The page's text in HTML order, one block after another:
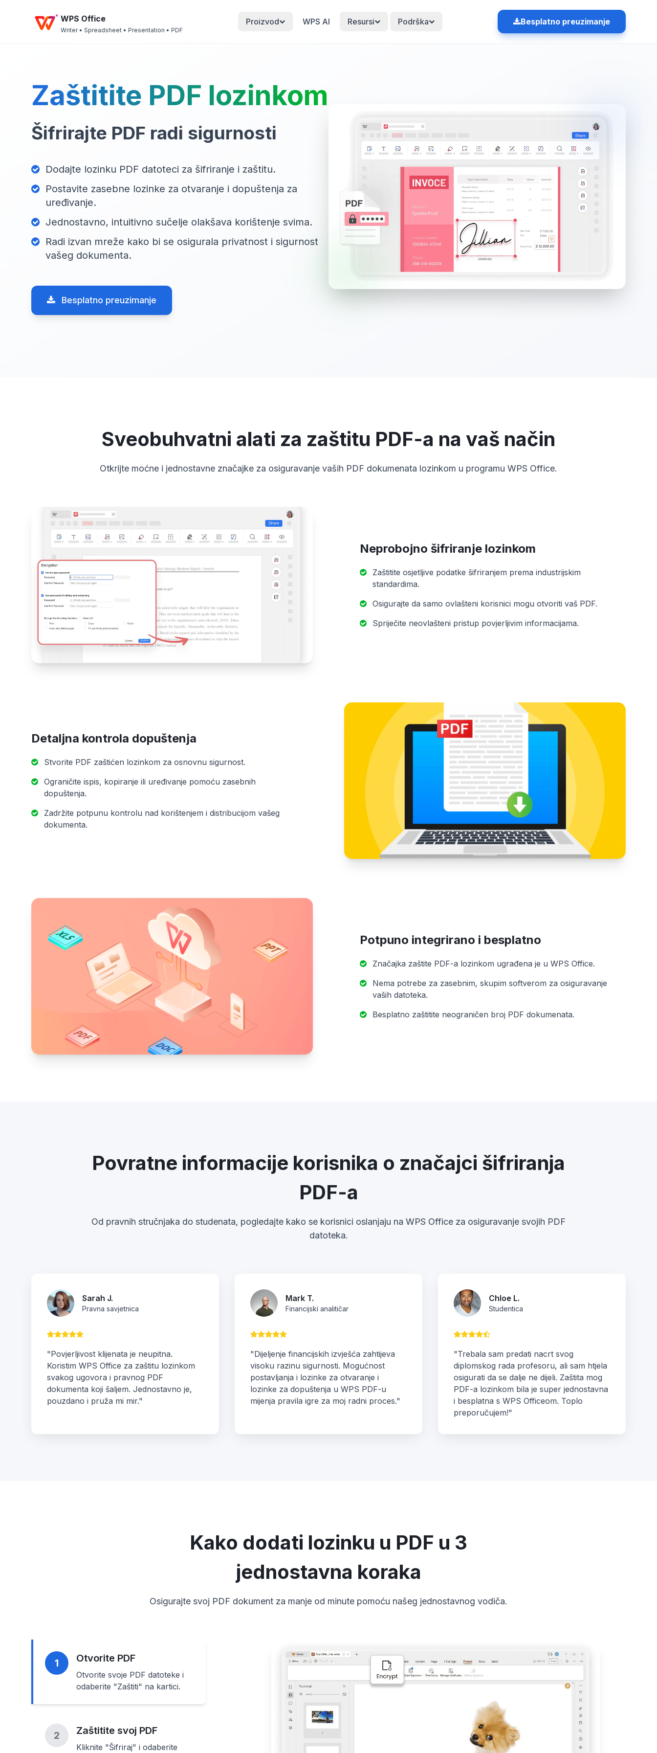
WPS Office
Writer • Spreadsheet • Presentation • PDF
Proizvod WPS AI Resursi Podrška Besplatno preuzimanje
Zaštitite PDF lozinkom
Šifrirajte PDF radi sigurnosti
Dodajte lozinku PDF datoteci za šifriranje i zaštitu.
Postavite zasebne lozinke za otvaranje i dopuštenja za
uređivanje.
Jednostavno, intuitivno sučelje olakšava korištenje svima.
Radi izvan mreže kako bi se osigurala privatnost i sigurnost
vašeg dokumenta.
Besplatno preuzimanje
Sveobuhvatni alati za zaštitu PDF-a na vaš način
Otkrijte moćne i jednostavne značajke za osiguravanje vaših PDF dokumenata lozinkom u programu WPS Office.
Neprobojno šifriranje lozinkom
Zaštitite osjetljive podatke šifriranjem prema industrijskim
standardima.
Osigurajte da samo ovlašteni korisnici mogu otvoriti vaš PDF.
Spriječite neovlašteni pristup povjerljivim informacijama.
Detaljna kontrola dopuštenja
Stvorite PDF zaštićen lozinkom za osnovnu sigurnost.
Ograničite ispis, kopiranje ili uređivanje pomoću zasebnih
dopuštenja.
Zadržite potpunu kontrolu nad korištenjem i distribucijom vašeg
dokumenta.
Potpuno integrirano i besplatno
Značajka zaštite PDF-a lozinkom ugrađena je u WPS Office.
Nema potrebe za zasebnim, skupim softverom za osiguravanje
vaših datoteka.
Besplatno zaštitite neograničen broj PDF dokumenata.
Povratne informacije korisnika o značajci šifriranja
PDF-a
Od pravnih stručnjaka do studenata, pogledajte kako se korisnici oslanjaju na WPS Office za osiguravanje svojih PDF
datoteka.
Sarah J.
Pravna savjetnica
"Povjerljivost klijenata je neupitna.
Koristim WPS Office za zaštitu lozinkom
svakog ugovora i pravnog PDF
dokumenta koji šaljem. Jednostavno je,
pouzdano i pruža mi mir."
Mark T.
Financijski analitičar
"Dijeljenje financijskih izvješća zahtijeva
visoku razinu sigurnosti. Mogućnost
postavljanja i lozinke za otvaranje i
lozinke za dopuštenja u WPS PDF-u
mijenja pravila igre za moj radni proces."
Chloe L.
Studentica
"Trebala sam predati nacrt svog
diplomskog rada profesoru, ali sam htjela
osigurati da se dalje ne dijeli. Zaštita mog
PDF-a lozinkom bila je super jednostavna
i besplatna s WPS Officeom. Toplo
preporučujem!"
Kako dodati lozinku u PDF u 3
jednostavna koraka
Osigurajte svoj PDF dokument za manje od minute pomoću našeg jednostavnog vodiča.
1 Otvorite PDF
Otvorite svoje PDF datoteke i
odaberite "Zaštiti" na kartici.
2 Zaštitite svoj PDF
Kliknite "Šifriraj" i odaberite